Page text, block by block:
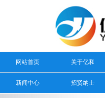
网站首页 关于亿和
新闻中心 招贤纳士